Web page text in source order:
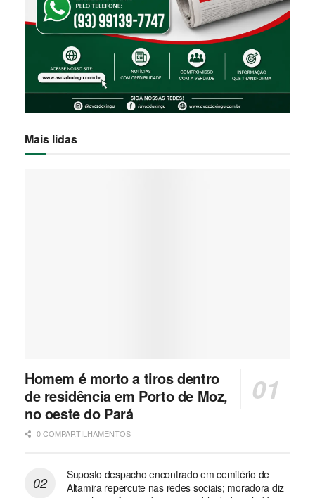
Mais lidas
Homem é morto a tiros dentro
de residência em Porto de Moz,
no oeste do Pará
0 COMPARTILHAMENTOS
Suposto despacho encontrado em cemitério de
Altamira repercute nas redes sociais; moradora diz